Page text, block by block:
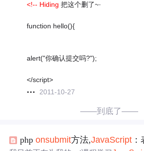
<!-- Hiding 把这个删了~·
function hello(){
alert("你确认提交吗?");
</script>
2011-10-27
——到底了——
phponsubmit方法,JavaScript